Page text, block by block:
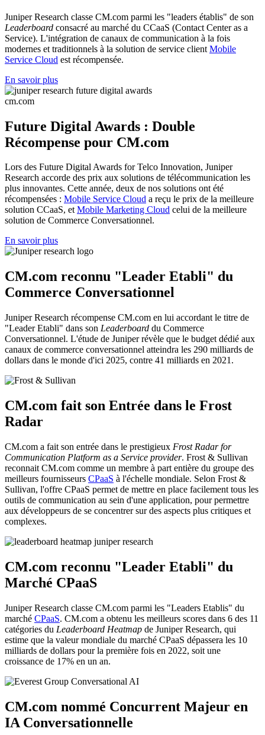
Juniper Research classe CM.com parmi les "leaders établis" de son
Leaderboard consacré au marché du CCaaS (Contact Center as a
Service). L'intégration de canaux de communication à la fois
modernes et traditionnels à la solution de service client Mobile
Service Cloud est récompensée.
En savoir plus
Future Digital Awards : Double
Récompense pour CM.com
Lors des Future Digital Awards for Telco Innovation, Juniper
Research accorde des prix aux solutions de télécommunication les
plus innovantes. Cette année, deux de nos solutions ont été
récompensées : Mobile Service Cloud a reçu le prix de la meilleure
solution CCaaS, etMobile Marketing Cloud celui de la meilleure
solution de Commerce Conversationnel.
En savoir plus
CM.com reconnu "Leader Etabli" du
Commerce Conversationnel
Juniper Research récompense CM.com en lui accordant le titre de
"Leader Etabli" dans son Leaderboard du Commerce
Conversationnel. L'étude de Juniper révèle que le budget dédié aux
canaux de commerce conversationnel atteindra les 290 milliards de
dollars dans le monde d'ici 2025, contre 41 milliards en 2021.
CM.com fait son Entrée dans le Frost
Radar
CM.com a fait son entrée dans le prestigieux Frost Radar for
Communication Platform as a Service provider. Frost & Sullivan
reconnait CM.com comme un membre à part entière du groupe des
meilleurs fournisseurs CPaaS à l'échelle mondiale. Selon Frost &
Sullivan, l'offre CPaaS permet de mettre en place facilement tous les
outils de communication au sein d'une application, pour permettre
aux développeurs de se concentrer sur des aspects plus critiques et
complexes.
CM.com reconnu "Leader Etabli" du
Marché CPaaS
Juniper Research classe CM.com parmi les "Leaders Etablis" du
marché CPaaS. CM.com a obtenu les meilleurs scores dans 6 des 11
catégories du Leaderboard Heatmap de Juniper Research, qui
estime que la valeur mondiale du marché CPaaS dépassera les 10
milliards de dollars pour la première fois en 2022, soit une
croissance de 17% en un an.
CM.com nommé Concurrent Majeur en
IA Conversationnelle